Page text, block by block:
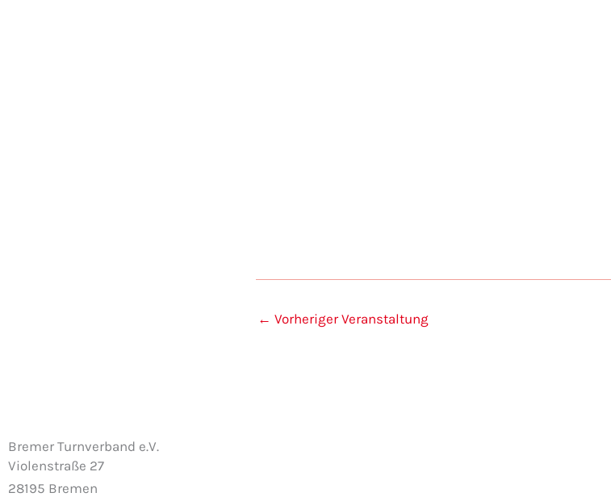
← Vorheriger Veranstaltung
Bremer Turnverband e.V.
Violenstraße 27
28195 Bremen